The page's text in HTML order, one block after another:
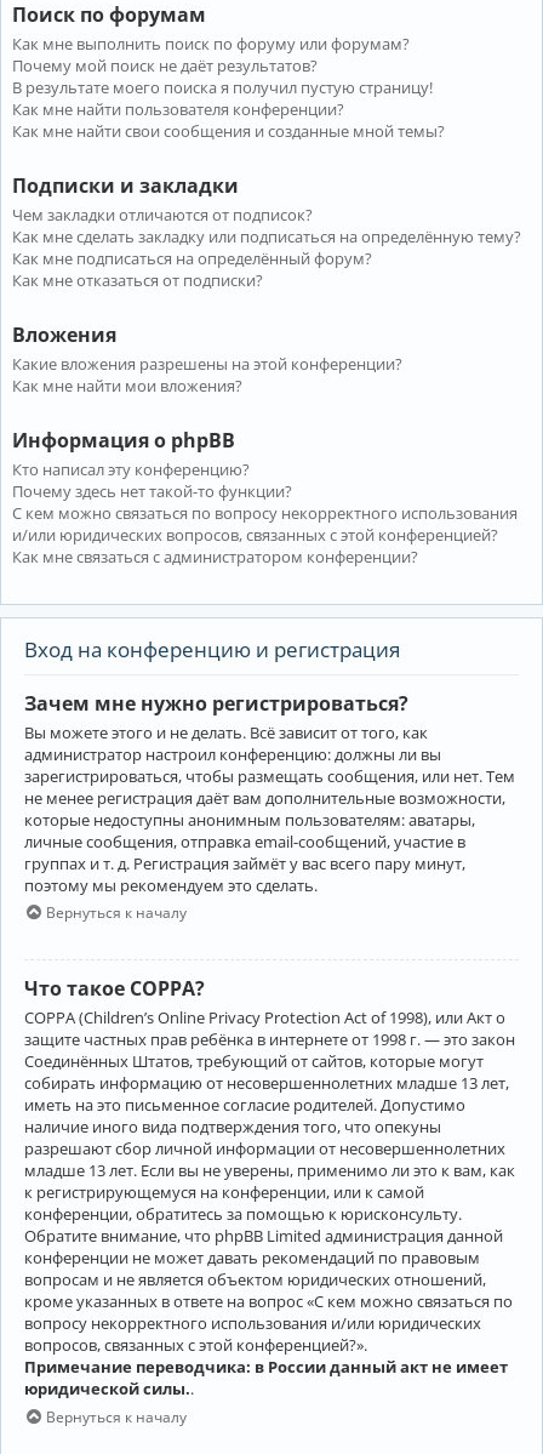
Поиск по форумам
Как мне выполнить поиск по форуму или форумам?
Почему мой поиск не даёт результатов?
В результате моего поиска я получил пустую страницу!
Как мне найти пользователя конференции?
Как мне найти свои сообщения и созданные мной темы?
Подписки и закладки
Чем закладки отличаются от подписок?
Как мне сделать закладку или подписаться на определённую тему?
Как мне подписаться на определённый форум?
Как мне отказаться от подписки?
Вложения
Какие вложения разрешены на этой конференции?
Как мне найти мои вложения?
Информация о phpBB
Кто написал эту конференцию?
Почему здесь нет такой-то функции?
С кем можно связаться по вопросу некорректного использования
и/или юридических вопросов, связанных с этой конференцией?
Как мне связаться с администратором конференции?
Вход на конференцию и регистрация
Зачем мне нужно регистрироваться?
Вы можете этого и не делать. Всё зависит от того, как
администратор настроил конференцию: должны ли вы
зарегистрироваться, чтобы размещать сообщения, или нет. Тем
не менее регистрация даёт вам дополнительные возможности,
которые недоступны анонимным пользователям: аватары,
личные сообщения, отправка email-сообщений, участие в
группах и т. д. Регистрация займёт у вас всего пару минут,
поэтому мы рекомендуем это сделать.
Вернуться к началу
Что такое COPPA?
COPPA (Children’s Online Privacy Protection Act of 1998), или Акт о
защите частных прав ребёнка в интернете от 1998 г. — это закон
Соединённых Штатов, требующий от сайтов, которые могут
собирать информацию от несовершеннолетних младше 13 лет,
иметь на это письменное согласие родителей. Допустимо
наличие иного вида подтверждения того, что опекуны
разрешают сбор личной информации от несовершеннолетних
младше 13 лет. Если вы не уверены, применимо ли это к вам, как
к регистрирующемуся на конференции, или к самой
конференции, обратитесь за помощью к юрисконсульту.
Обратите внимание, что phpBB Limited администрация данной
конференции не может давать рекомендаций по правовым
вопросам и не является объектом юридических отношений,
кроме указанных в ответе на вопрос «С кем можно связаться по
вопросу некорректного использования и/или юридических
вопросов, связанных с этой конференцией?».
Примечание переводчика: в России данный акт не имеет
юридической силы..
Вернуться к началу